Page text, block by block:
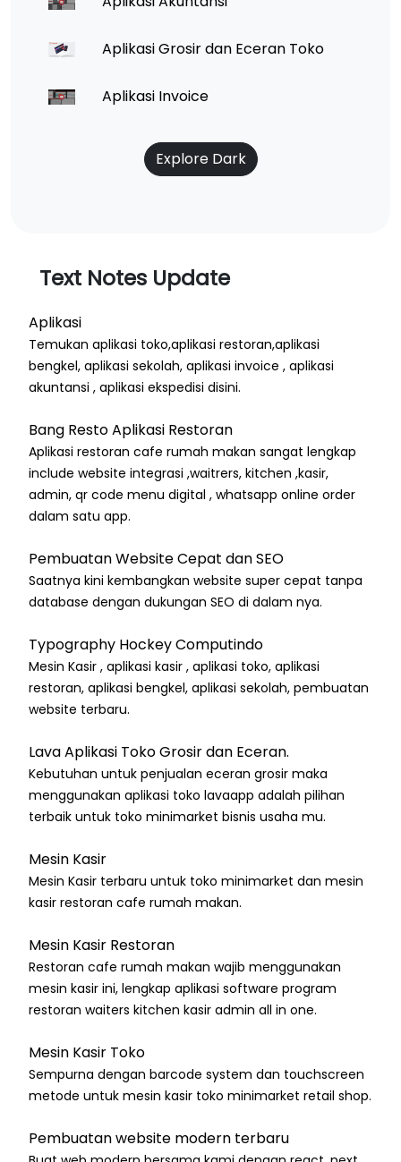
Aplikasi Grosir dan Eceran Toko
Aplikasi Invoice
Explore Dark
Text Notes Update
Aplikasi
Temukan aplikasi toko,aplikasi restoran,aplikasi
bengkel, aplikasi sekolah, aplikasi invoice , aplikasi
akuntansi , aplikasi ekspedisi disini.
Bang Resto Aplikasi Restoran
Aplikasi restoran cafe rumah makan sangat lengkap
include website integrasi ,waitrers, kitchen ,kasir,
admin, qr code menu digital , whatsapp online order
dalam satu app.
Pembuatan Website Cepat dan SEO
Saatnya kini kembangkan website super cepat tanpa
database dengan dukungan SEO di dalam nya.
Typography Hockey Computindo
Mesin Kasir , aplikasi kasir , aplikasi toko, aplikasi
restoran, aplikasi bengkel, aplikasi sekolah, pembuatan
website terbaru.
Lava Aplikasi Toko Grosir dan Eceran.
Kebutuhan untuk penjualan eceran grosir maka
menggunakan aplikasi toko lavaapp adalah pilihan
terbaik untuk toko minimarket bisnis usaha mu.
Mesin Kasir
Mesin Kasir terbaru untuk toko minimarket dan mesin
kasir restoran cafe rumah makan.
Mesin Kasir Restoran
Restoran cafe rumah makan wajib menggunakan
mesin kasir ini, lengkap aplikasi software program
restoran waiters kitchen kasir admin all in one.
Mesin Kasir Toko
Sempurna dengan barcode system dan touchscreen
metode untuk mesin kasir toko minimarket retail shop.
Pembuatan website modern terbaru